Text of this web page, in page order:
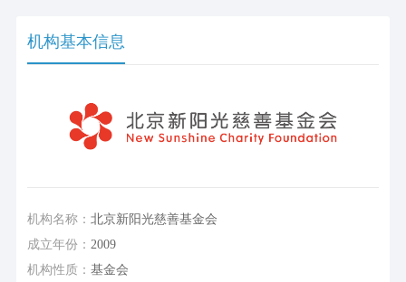
机构基本信息
机构名称： 北京新阳光慈善基金会
成立年份： 2009
机构性质： 基金会